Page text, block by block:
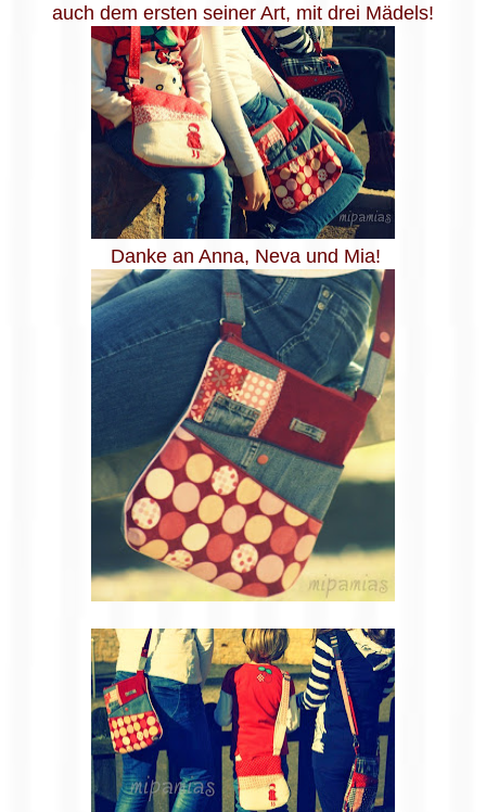
auch dem ersten seiner Art, mit drei Mädels!
Danke an Anna, Neva und Mia!